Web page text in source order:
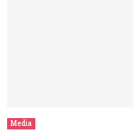
Media